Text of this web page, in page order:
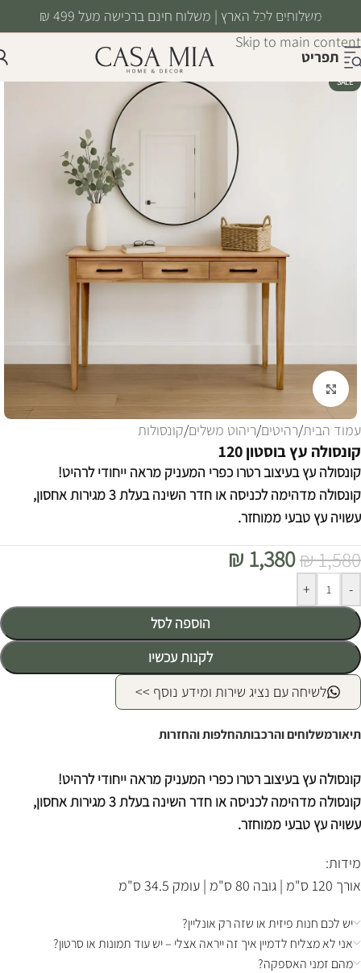
Skip to navigation
Skip to main content
משלוחים לכל הארץ | משלוח חינם ברכישה מעל 499 ₪
תפריט
SALE
לחצו להגדלה
עמוד הבית/רהיטים/ריהוט משלים/קונסולות
קונסולה עץ בוסטון 120
קונסולה עץ בעיצוב רטרו כפרי המעניק מראה ייחודי לרהיט!
קונסולה מדהימה לכניסה או חדר השינה בעלת 3 מגירות אחסון,
עשויה עץ טבעי ממוחזר.
₪1,580
₪ 1,380
-
+
הוספה לסל
לקנות עכשיו
Alternative:
לשיחה עם נציג שירות ומידע נוסף >>
תיאורמשלוחים והרכבותהחלפות והחזרות
קונסולה עץ בעיצוב רטרו כפרי המעניק מראה ייחודי לרהיט!
קונסולה מדהימה לכניסה או חדר השינה בעלת 3 מגירות אחסון,
עשויה עץ טבעי ממוחזר.
מידות:
אורך 120 ס"מ | גובה 80 ס"מ | עומק 34.5 ס"מ
יש לכם חנות פיזית או שזה רק אונליין?
אני לא מצליח לדמיין איך זה ייראה אצלי – יש עוד תמונות או סרטון?
מהם זמני האספקה?